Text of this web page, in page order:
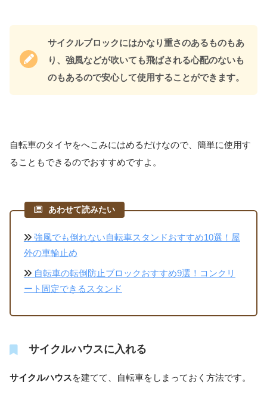
サイクルブロックにはかなり重さのあるものもあ
り、強風などが吹いても飛ばされる心配のないも
のもあるので安心して使用することができます。
自転車のタイヤをへこみにはめるだけなので、簡単に使用す
ることもできるのでおすすめですよ。
あわせて読みたい
強風でも倒れない自転車スタンドおすすめ10選！屋
外の車輪止め
自転車の転倒防止ブロックおすすめ9選！コンクリ
ート固定できるスタンド
サイクルハウスに入れる
サイクルハウスを建てて、自転車をしまっておく方法です。